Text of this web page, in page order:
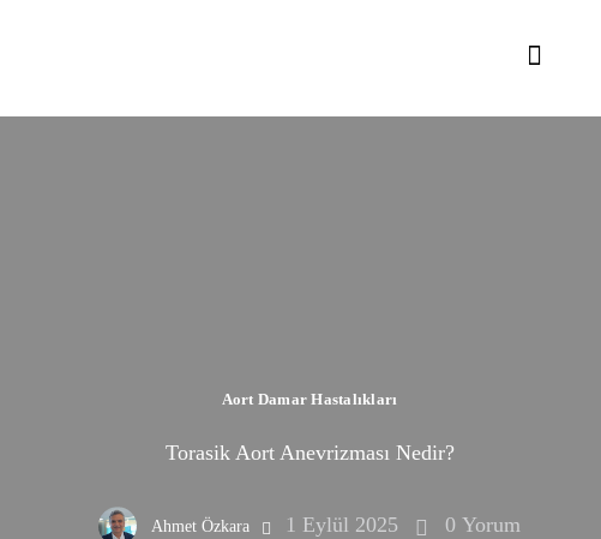
Aort Damar Hastalıkları
Torasik Aort Anevrizması Nedir?
Ahmet Özkara 1 Eylül 2025 0 Yorum